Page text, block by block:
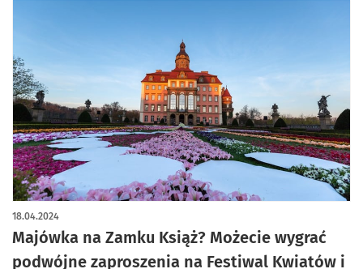
Majówka na Zamku Książ? Możecie wygrać
podwójne zaproszenia na Festiwal Kwiatów i
18.04.2024